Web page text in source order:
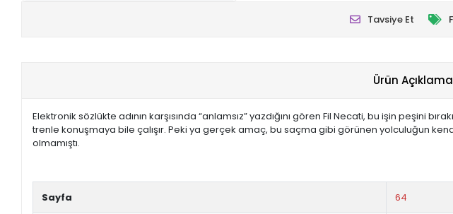
YDS - YÖKDİL HAZIRLIK KİTAPLARI +
Tavsiye Et
Ürün
Elektronik sözlükte adının karşısında “anlamsız” yazdığını gören Fil Necati, bu işin peşini
trenle konuşmaya bile çalışır. Peki ya gerçek amaç, bu saçma gibi görünen yolculuğun
olmamıştı.
Sayfa 64